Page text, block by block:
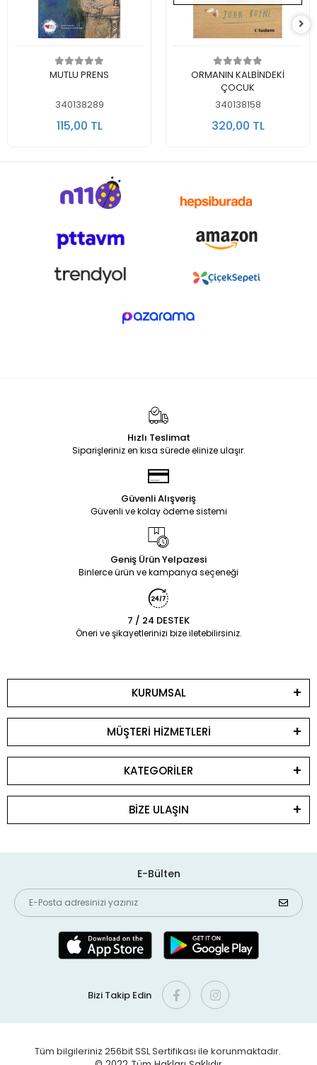
Sepete Ekle
MUTLU PRENS
340138289
115,00 TL
Stokta Yok
ORMANIN KALBİNDEKİ
ÇOCUK
340138158
320,00 TL
Hızlı Teslimat
Siparişleriniz en kısa sürede elinize ulaşır.
Güvenli Alışveriş
Güvenli ve kolay ödeme sistemi
Geniş Ürün Yelpazesi
Binlerce ürün ve kampanya seçeneği
7 / 24 DESTEK
Öneri ve şikayetlerinizi bize iletebilirsiniz.
KURUMSAL
MÜŞTERİ HİZMETLERİ
KATEGORİLER
BİZE ULAŞIN
E-Bülten
Bizi Takip Edin
Tüm bilgileriniz 256bit SSL Sertifikası ile korunmaktadır.